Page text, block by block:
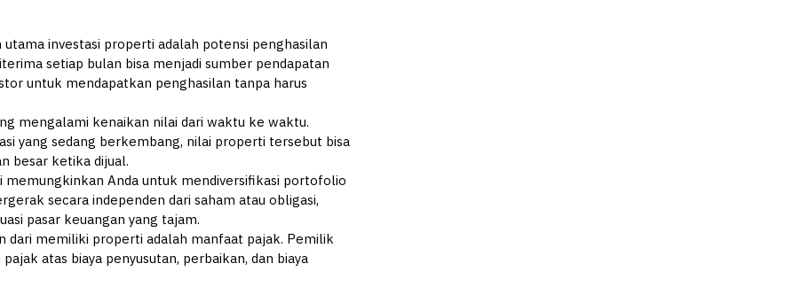
investasi properti adalah potensi penghasilan
setiap bulan bisa menjadi sumber pendapatan
untuk mendapatkan penghasilan tanpa harus
mengalami kenaikan nilai dari waktu ke waktu.
yang sedang berkembang, nilai properti tersebut bisa
besar ketika dijual.
memungkinkan Anda untuk mendiversifikasi portofolio
secara independen dari saham atau obligasi,
pasar keuangan yang tajam.
dari memiliki properti adalah manfaat pajak. Pemilik
atas biaya penyusutan, perbaikan, dan biaya